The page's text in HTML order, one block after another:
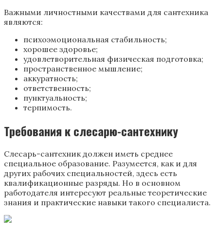
Важными личностными качествами для сантехника
являются:
психоэмоциональная стабильность;
хорошее здоровье;
удовлетворительная физическая подготовка;
пространственное мышление;
аккуратность;
ответственность;
пунктуальность;
терпимость.
Требования к слесарю-сантехнику
Слесарь-сантехник должен иметь среднее
специальное образование. Разумеется, как и для
других рабочих специальностей, здесь есть
квалификационные разряды. Но в основном
работодателя интересуют реальные теоретические
знания и практические навыки такого специалиста.